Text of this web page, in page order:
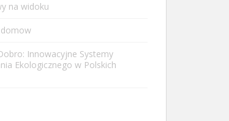
na widoku
Innowacyjne Systemy
Ekologicznego w Polskich